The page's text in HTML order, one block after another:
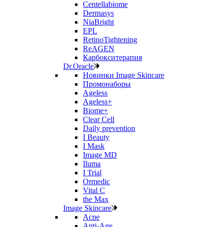
Centellabiome
Dermasys
NiaBright
EPL
RetinoTightening
ReAGEN
Карбокситерапия
Dr.Oracle
Новинки Image Skincare
Промонаборы
Ageless
Ageless+
Biome+
Clear Cell
Daily prevention
I Beauty
I Mask
Image MD
Iluma
I Trial
Ormedic
Vital C
the Max
Image Skincare
Acne